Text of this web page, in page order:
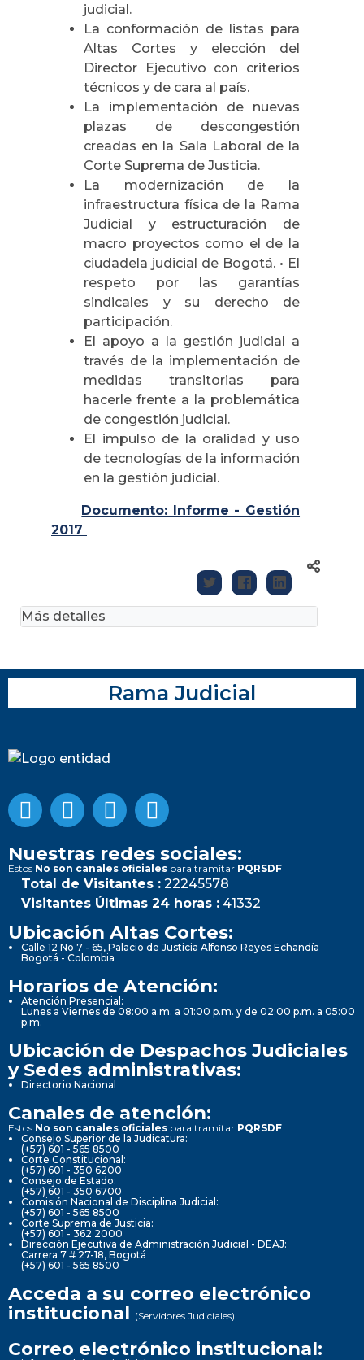
judicial.
La conformación de listas para
Altas Cortes y elección del
Director Ejecutivo con criterios
técnicos y de cara al país.
La implementación de nuevas
plazas de descongestión
creadas en la Sala Laboral de la
Corte Suprema de Justicia.
La modernización de la
infraestructura física de la Rama
Judicial y estructuración de
macro proyectos como el de la
ciudadela judicial de Bogotá. • El
respeto por las garantías
sindicales y su derecho de
participación.
El apoyo a la gestión judicial a
través de la implementación de
medidas transitorias para
hacerle frente a la problemática
de congestión judicial.
El impulso de la oralidad y uso
de tecnologías de la información
en la gestión judicial.
Documento: Informe - Gestión
2017
Más detalles
Rama Judicial
Nuestras redes sociales:
Estos No son canales oficiales para tramitar PQRSDF
Total de Visitantes : 22245578
Visitantes Últimas 24 horas : 41332
Ubicación Altas Cortes:
Calle 12 No 7 - 65, Palacio de Justicia Alfonso Reyes Echandía
Bogotá - Colombia
Horarios de Atención:
Atención Presencial:
Lunes a Viernes de 08:00 a.m. a 01:00 p.m. y de 02:00 p.m. a 05:00
p.m.
Ubicación de Despachos Judiciales
y Sedes administrativas:
Directorio Nacional
Canales de atención:
Estos No son canales oficiales para tramitar PQRSDF
Consejo Superior de la Judicatura:
(+57) 601 - 565 8500
Corte Constitucional:
(+57) 601 - 350 6200
Consejo de Estado:
(+57) 601 - 350 6700
Comisión Nacional de Disciplina Judicial:
(+57) 601 - 565 8500
Corte Suprema de Justicia:
(+57) 601 - 362 2000
Dirección Ejecutiva de Administración Judicial - DEAJ:
Carrera 7 # 27-18, Bogotá
(+57) 601 - 565 8500
Acceda a su correo electrónico
institucional (Servidores Judiciales)
Correo electrónico institucional: